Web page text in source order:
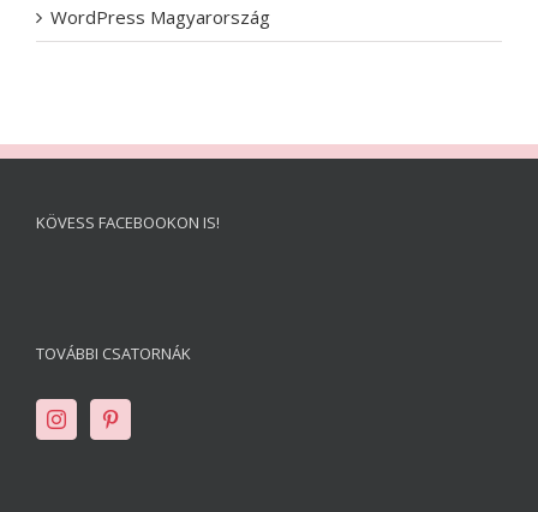
WordPress Magyarország
KÖVESS FACEBOOKON IS!
TOVÁBBI CSATORNÁK